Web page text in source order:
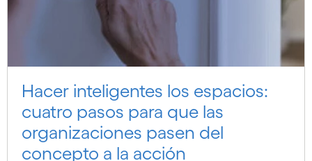
Hacer inteligentes los espacios:
cuatro pasos para que las
organizaciones pasen del
concepto a la acción